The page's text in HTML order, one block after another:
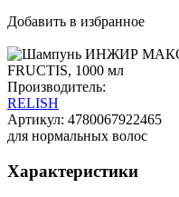
Добавить в избранное
Производитель:
RELISH
Артикул: 4780067922465
для нормальных волос
Характеристики